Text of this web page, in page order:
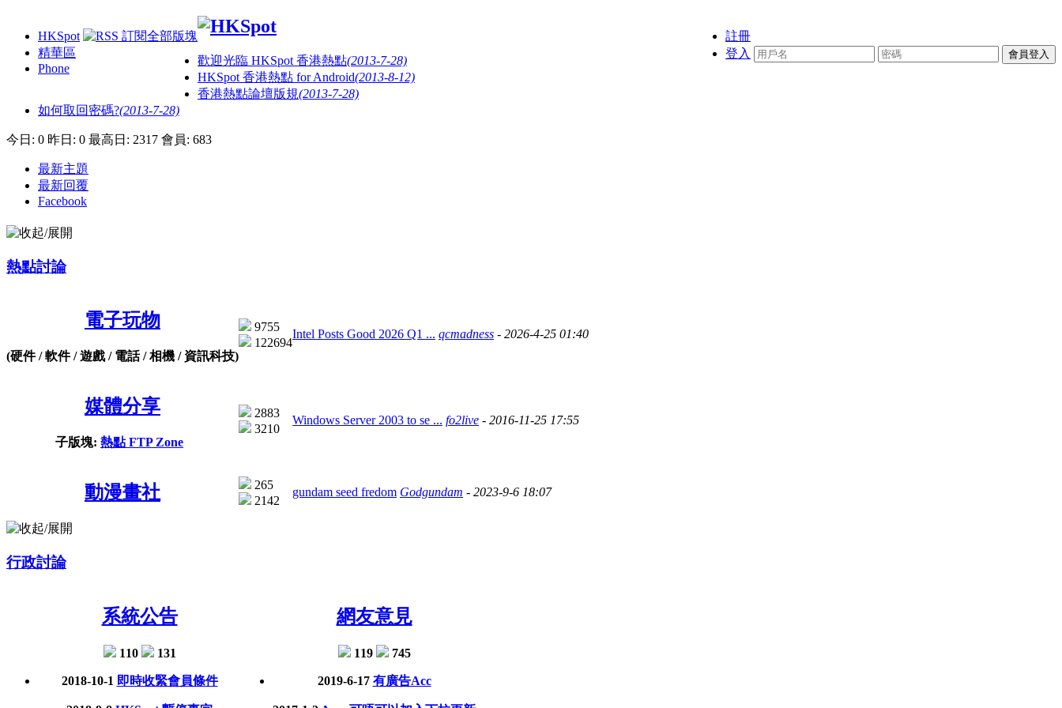
HKSpot
精華區
Phone
註冊
登入
會員登入
歡迎光臨 HKSpot 香港熱點(2013-7-28)
HKSpot 香港熱點 for Android(2013-8-12)
香港熱點論壇版規(2013-7-28)
如何取回密碼?(2013-7-28)
今日: 0 昨日: 0 最高日: 2317 會員: 683
最新主題
最新回覆
Facebook
熱點討論
電子玩物
(硬件 / 軟件 / 遊戲 / 電話 / 相機 / 資訊科技)
9755
122694
Intel Posts Good 2026 Q1 ... qcmadness - 2026-4-25 01:40
媒體分享
子版塊: 熱點 FTP Zone
2883
3210
Windows Server 2003 to se ... fo2live - 2016-11-25 17:55
動漫畫社
265
2142
gundam seed fredom Godgundam - 2023-9-6 18:07
行政討論
系統公告
110 131
2018-10-1 即時收緊會員條件
網友意見
119 745
2019-6-17 有廣告Acc